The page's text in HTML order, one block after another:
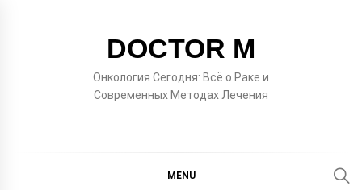
DOCTOR M
Онкология Сегодня: Всё о Раке и
Современных Методах Лечения
MENU